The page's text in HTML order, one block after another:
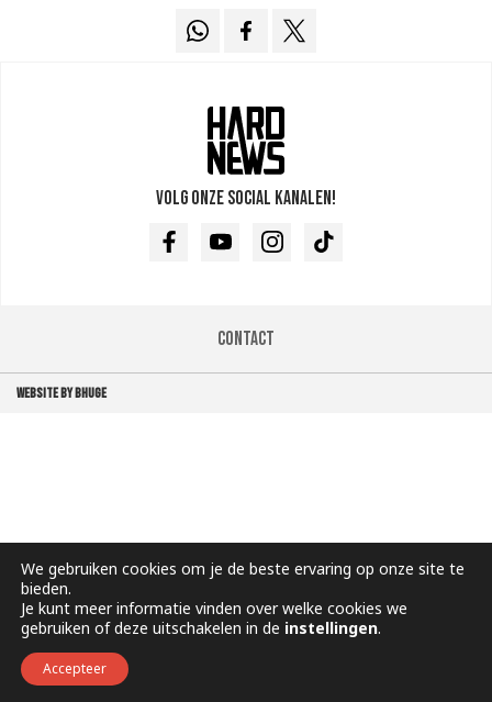
Volg onze social kanalen!
FacebookYoutubeInstagramTikTok
Contact
WEBSITE BY BHUGE
We gebruiken cookies om je de beste ervaring op onze site te
bieden.
Je kunt meer informatie vinden over welke cookies we
gebruiken of deze uitschakelen in de instellingen.
Accepteer